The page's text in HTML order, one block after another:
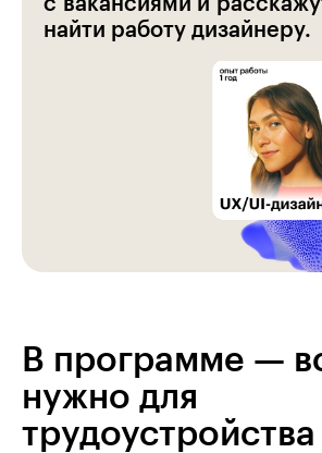
найти работу дизайнеру.
В программе —
нужно для
трудоустройства